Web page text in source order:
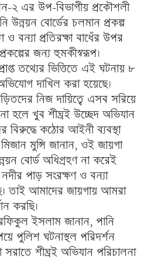
২ এর উপ-বিভাগীয় প্রকৌশলী
উন্নয়ন বোর্ডের চলমান প্রকল্প
বন্যা প্রতিরক্ষা বাধেঁর উপর
জন্য হুমকীস্বরূপ।
তথ্যের ভিত্তিতে এই ঘটনায় ৮
দাখিল করা হয়েছে।
নিজ দায়িত্বে এসব সরিয়ে
হলে খুব শীঘ্রই উচ্ছেদ অভিযান
বিরুদ্ধে কঠোর আইনী ব্যবস্থা
মুন্সি জানান, ওই জায়গা
বোর্ড অধিগ্রহণ না করেই
পাড় সংরক্ষণ ও বন্যা
তাই আমাদের জায়গায় আমরা
করছি।
ইসলাম জানান, পানি
পুলিশ ঘটনাস্থল পরিদর্শন
শীঘ্রই অভিযান পরিচালনা